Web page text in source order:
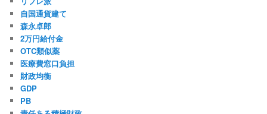
自国通貨建て
森永卓郎
2万円給付金
OTC類似薬
医療費窓口負担
財政均衡
GDP
PB